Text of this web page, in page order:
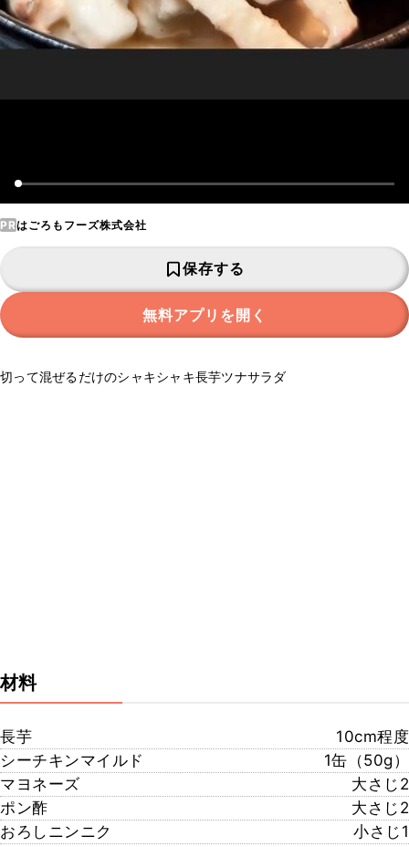
PRはごろもフーズ株式会社
保存する
無料アプリを開く
切って混ぜるだけのシャキシャキ長芋ツナサラダ
材料
長芋
10cm程度
シーチキンマイルド
1缶（50g）
マヨネーズ
大さじ2
ポン酢
大さじ2
おろしニンニク
小さじ1